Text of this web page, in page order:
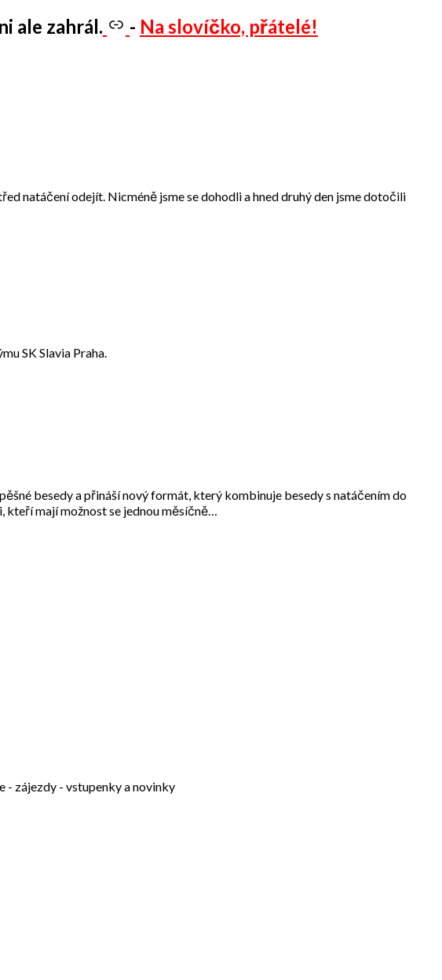
ale zahrál. - Na slovíčko, přátelé!
natáčení odejít. Nicméně jsme se dohodli a hned druhý den jsme dotočili
SK Slavia Praha.
besedy a přináší nový formát, který kombinuje besedy s natáčením do
kteří mají možnost se jednou měsíčně…
- zájezdy - vstupenky a novinky